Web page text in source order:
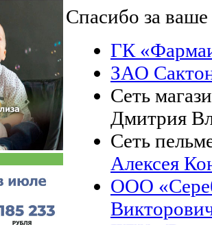
Спасибо за
ГК
ЗАО
Сеть
Дмитрия
Сеть
Алексея
ООО